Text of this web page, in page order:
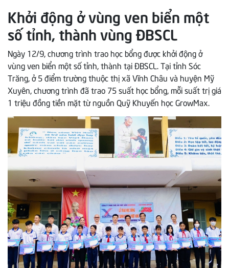
Khởi động ở vùng ven biển một
số tỉnh, thành vùng ĐBSCL
Ngày 12/9, chương trình trao học bổng được khởi động ở
vùng ven biển một số tỉnh, thành tại ĐBSCL. Tại tỉnh Sóc
Trăng, ở 5 điểm trường thuộc thị xã Vĩnh Châu và huyện Mỹ
Xuyên, chương trình đã trao 75 suất học bổng, mỗi suất trị giá
1 triệu đồng tiền mặt từ nguồn Quỹ Khuyến học GrowMax.